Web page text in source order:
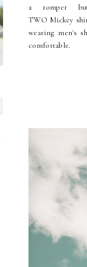
a romper
TWO Mickey
wearing men's
comfortable.